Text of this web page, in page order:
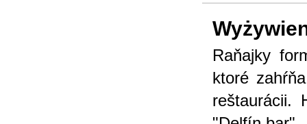
Raňajky
ktoré
reštaurácii.